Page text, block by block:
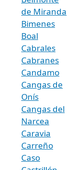
de Miranda
Bimenes
Boal
Cabrales
Cabranes
Candamo
Cangas de
Onís
Cangas del
Narcea
Caravia
Carreño
Caso